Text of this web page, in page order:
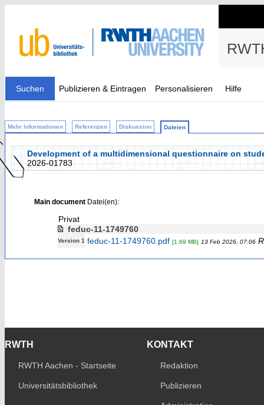
Suchen Publizieren & Eintragen Personalisieren Hilfe
Mehr Informationen Referenzen Diskussion Dateien
Development of a multidimensional questionnaire on
2026-01783
Main documentDatei(en):
Privat
feduc-11-1749760
Version 1 feduc-11-1749760.pdf [1.69 MB] 13 Feb 2026, 07:06
RWTH
RWTH Aachen - Startseite
Universitätsbibliothek
KONTAKT
Redaktion
Publizieren